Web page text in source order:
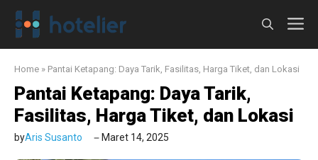
Langsung
Home » Pantai Ketapang: Daya Tarik, Fasilitas, Harga Tiket, dan Lokasi
Pantai Ketapang: Daya Tarik,
Fasilitas, Harga Tiket, dan Lokasi
byAris Susanto Maret 14, 2025